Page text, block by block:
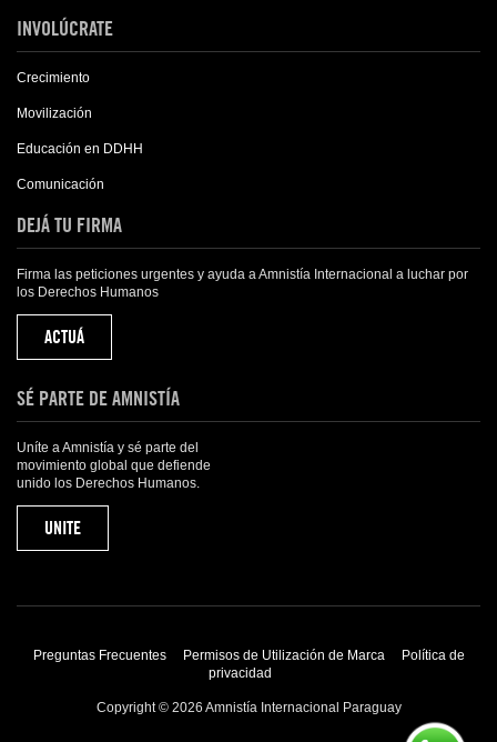
INVOLÚCRATE
Crecimiento
Movilización
Educación en DDHH
Comunicación
DEJÁ TU FIRMA
Firma las peticiones urgentes y ayuda a Amnistía Internacional a luchar por
los Derechos Humanos
ACTUÁ
SÉ PARTE DE AMNISTÍA
Uníte a Amnistía y sé parte del
movimiento global que defiende
unido los Derechos Humanos.
UNITE
Preguntas Frecuentes Permisos de Utilización de Marca
Política de
privacidad
Copyright © 2026 Amnistía Internacional Paraguay